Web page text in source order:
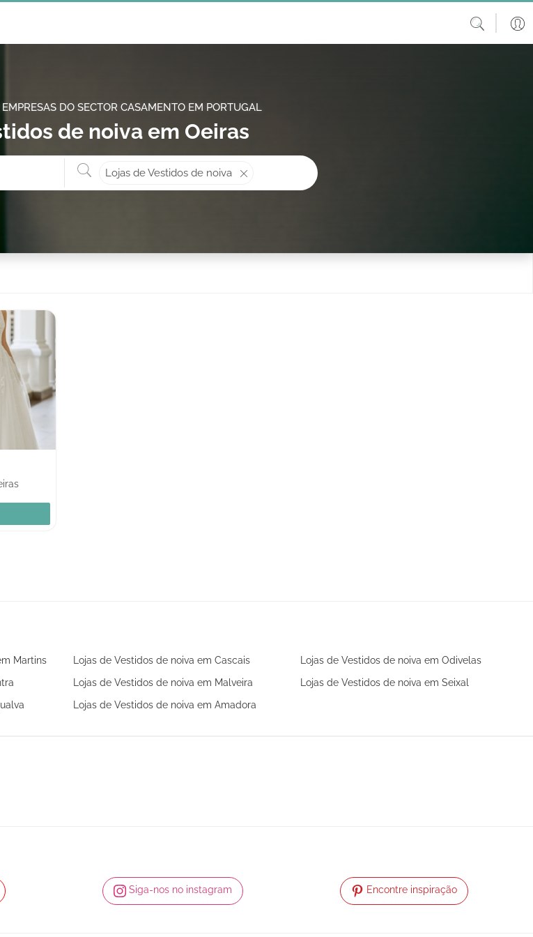
DO SECTOR CASAMENTO EM PORTUGAL
de noiva em Oeiras
O que procura?
Lojas de Vestidos de noiva
Martins Lojas de Vestidos de noiva em Cascais
Lojas de Vestidos de noiva em Odivelas
Lojas de Vestidos de noiva em Malveira
Lojas de Vestidos de noiva em Seixal
Lojas de Vestidos de noiva em Amadora
Siga-nos no instagram Encontre inspiração